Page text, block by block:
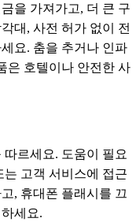
을 가져가고, 더 큰 구
대, 사전 허가 없이 전
요. 춤을 추거나 인파
은 호텔이나 안전한 사
르세요. 도움이 필요
고객 서비스에 접근
, 휴대폰 플래시를 끄
세요.